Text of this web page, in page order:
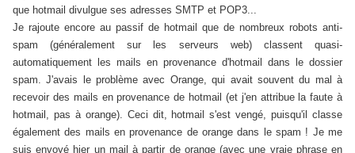
que hotmail divulgue ses adresses SMTP et POP3...
Je rajoute encore au passif de hotmail que de nombreux robots anti-
spam (généralement sur les serveurs web) classent quasi-
automatiquement les mails en provenance d'hotmail dans le dossier
spam. J'avais le problème avec Orange, qui avait souvent du mal à
recevoir des mails en provenance de hotmail (et j'en attribue la faute à
hotmail, pas à orange). Ceci dit, hotmail s'est vengé, puisqu'il classe
également des mails en provenance de orange dans le spam ! Je me
suis envoyé hier un mail à partir de orange (avec une vraie phrase en